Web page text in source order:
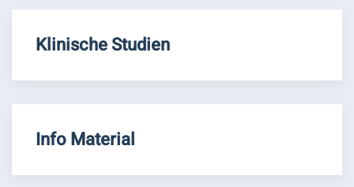
Klinische Studien
Info Material